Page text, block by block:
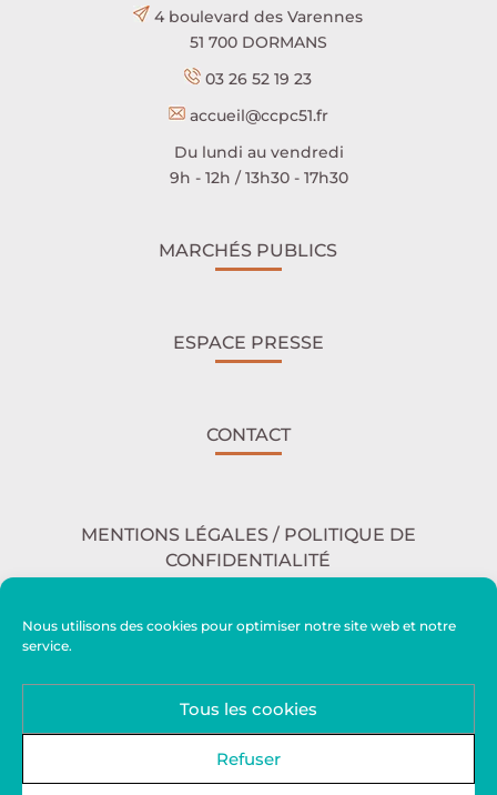
Nous utilisons des cookies pour optimiser notre site web et notre
service.
Tous les cookies
Refuser
4 boulevard des Varennes
51 700 DORMANS
03 26 52 19 23
accueil@ccpc51.fr
Du lundi au vendredi
9h - 12h / 13h30 - 17h30
MARCHÉS PUBLICS
ESPACE PRESSE
CONTACT
MENTIONS LÉGALES / POLITIQUE DE
CONFIDENTIALITÉ